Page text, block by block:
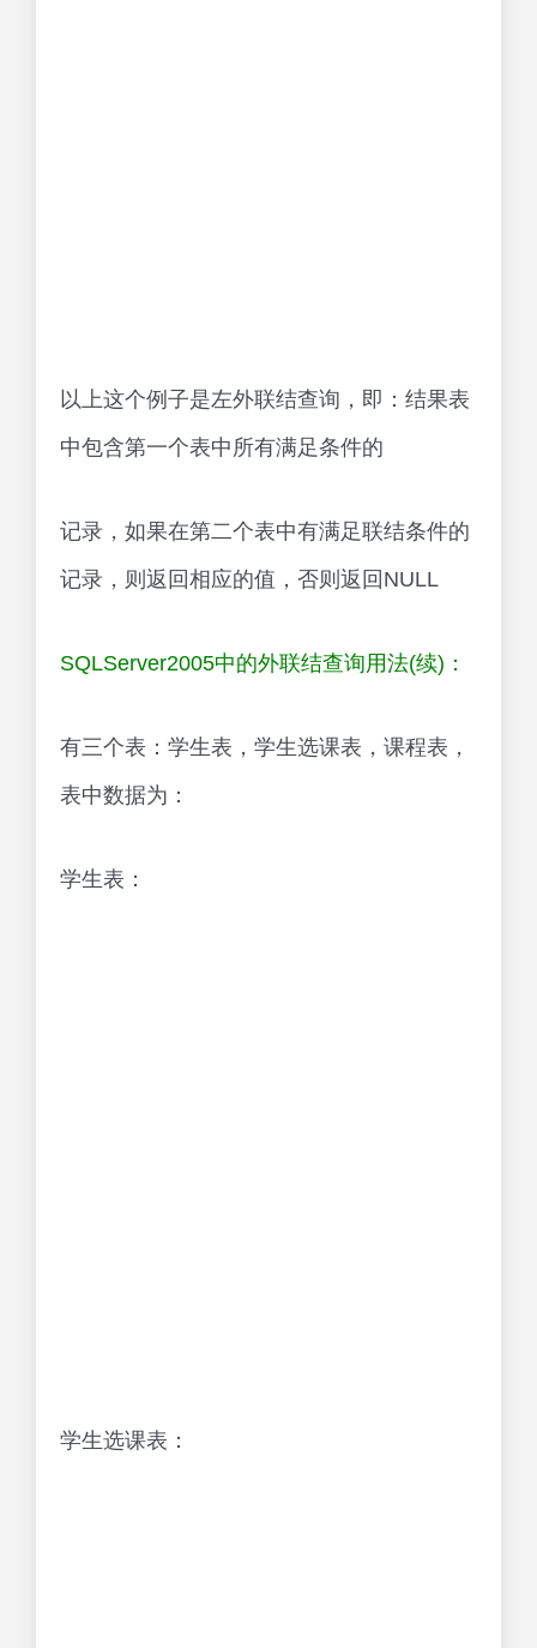
以上这个例子是左外联结查询，即：结果表
中包含第一个表中所有满足条件的
记录，如果在第二个表中有满足联结条件的
记录，则返回相应的值，否则返回NULL
SQLServer2005中的外联结查询用法(续)：
有三个表：学生表，学生选课表，课程表，
表中数据为：
学生表：
学生选课表：